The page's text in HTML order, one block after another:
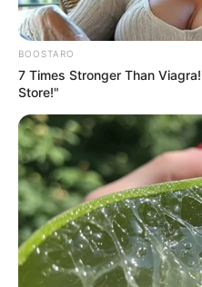
BOOSTARO
7 Times Stronger Than
Store!"